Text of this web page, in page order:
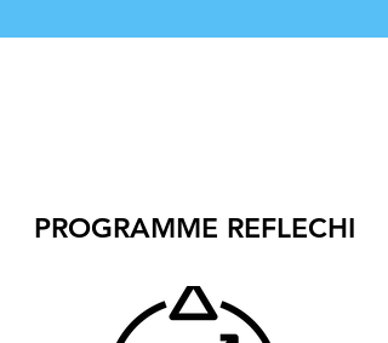
PROGRAMME REFLECHI